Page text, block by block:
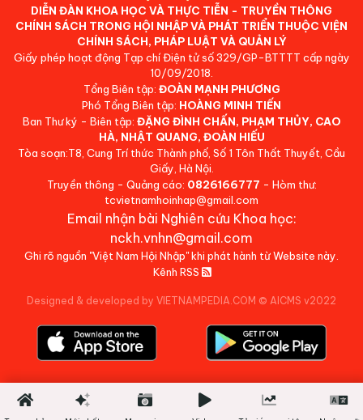
DIỄN ĐÀN KHOA HỌC VÀ THỰC TIỄN - TRUYỀN THÔNG
CHÍNH SÁCH TRONG HỘI NHẬP VÀ PHÁT TRIỂN THUỘC VIỆN
CHÍNH SÁCH, PHÁP LUẬT VÀ QUẢN LÝ
Giấy phép hoạt động Tạp chí Điện tử số 329/GP-BTTTT cấp ngày
10/09/2018.
Tổng Biên tập: ĐOÀN MẠNH PHƯƠNG
Phó Tổng Biên tập: HOÀNG MINH TIẾN
Ban Thư ký - Biên tập: ĐẶNG ĐÌNH CHẤN, PHẠM THỦY, CAO
HÀ, NHẬT QUANG, ĐOÀN HIẾU
Tòa soạn:T8, Cung Trí thức Thành phố, Số 1 Tôn Thất Thuyết, Cầu
Giấy, Hà Nội.
Truyền thông - Quảng cáo: 0826166777 - Hòm thư:
tcvietnamhoinhap@gmail.com
Email nhận bài Nghiên cứu Khoa học:
nckh.vnhn@gmail.com
Ghi rõ nguồn "Việt Nam Hội Nhập" khi phát hành từ Website này.
Kênh RSS
Designed & developed by VIETNAMPEDIA.COM © AICMS v2022